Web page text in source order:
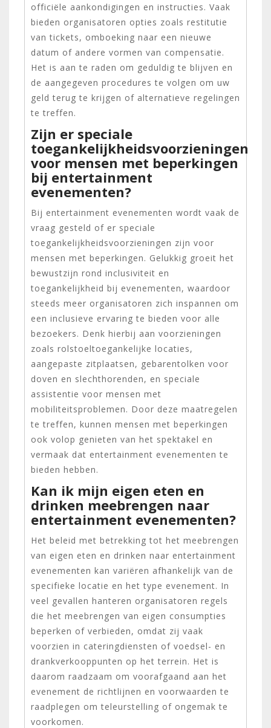
officiële aankondigingen en instructies. Vaak
bieden organisatoren opties zoals restitutie
van tickets, omboeking naar een nieuwe
datum of andere vormen van compensatie.
Het is aan te raden om geduldig te blijven en
de aangegeven procedures te volgen om uw
geld terug te krijgen of alternatieve regelingen
te treffen.
Zijn er speciale
toegankelijkheidsvoorzieningen
voor mensen met beperkingen
bij entertainment
evenementen?
Bij entertainment evenementen wordt vaak de
vraag gesteld of er speciale
toegankelijkheidsvoorzieningen zijn voor
mensen met beperkingen. Gelukkig groeit het
bewustzijn rond inclusiviteit en
toegankelijkheid bij evenementen, waardoor
steeds meer organisatoren zich inspannen om
een inclusieve ervaring te bieden voor alle
bezoekers. Denk hierbij aan voorzieningen
zoals rolstoeltoegankelijke locaties,
aangepaste zitplaatsen, gebarentolken voor
doven en slechthorenden, en speciale
assistentie voor mensen met
mobiliteitsproblemen. Door deze maatregelen
te treffen, kunnen mensen met beperkingen
ook volop genieten van het spektakel en
vermaak dat entertainment evenementen te
bieden hebben.
Kan ik mijn eigen eten en
drinken meebrengen naar
entertainment evenementen?
Het beleid met betrekking tot het meebrengen
van eigen eten en drinken naar entertainment
evenementen kan variëren afhankelijk van de
specifieke locatie en het type evenement. In
veel gevallen hanteren organisatoren regels
die het meebrengen van eigen consumpties
beperken of verbieden, omdat zij vaak
voorzien in cateringdiensten of voedsel- en
drankverkooppunten op het terrein. Het is
daarom raadzaam om voorafgaand aan het
evenement de richtlijnen en voorwaarden te
raadplegen om teleurstelling of ongemak te
voorkomen.